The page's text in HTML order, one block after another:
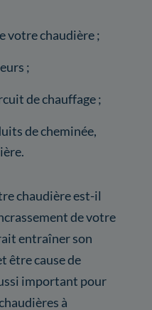
votre chaudière ;
;
de chauffage ;
de cheminée,
chaudière est-il
de votre
entraîner son
être cause de
important pour
à